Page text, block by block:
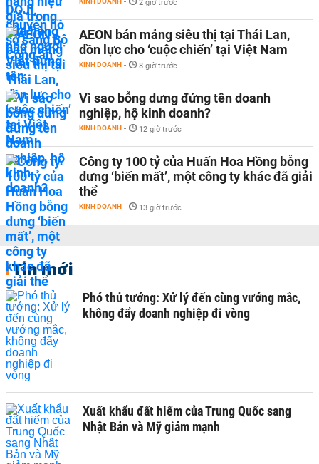
2 giờ trước
AEON bán mảng siêu thị tại Thái Lan,
dồn lực cho ‘cuộc chiến’ tại Việt Nam
KINH DOANH - 8 giờ trước
Vì sao bỗng dưng đứng tên doanh
nghiệp, hộ kinh doanh?
KINH DOANH - 12 giờ trước
Công ty 100 tỷ của Huấn Hoa Hồng bỗng
dưng ‘biến mất’, một công ty khác đã giải
thể
KINH DOANH - 13 giờ trước
Tin mới
Phó thủ tướng: Xử lý đến cùng vướng mắc,
không đẩy doanh nghiệp đi vòng
Xuất khẩu đất hiếm của Trung Quốc sang
Nhật Bản và Mỹ giảm mạnh